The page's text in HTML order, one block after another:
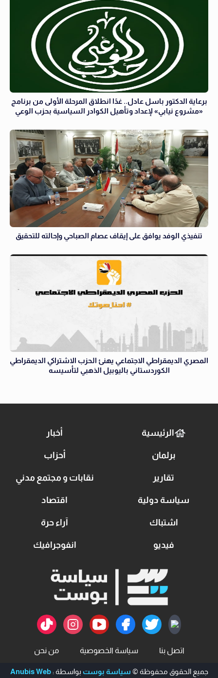
برعاية الدكتور باسل عادل.. غدًا انطلاق المرحلة الأولى من برنامج
«مشروع نيابي» لإعداد وتأهيل الكوادر السياسية بحزب الوعي
تنفيذي الوفد يوافق على إيقاف عصام الصباحي وإحالته للتحقيق
المصري الديمقراطي الاجتماعي يهنئ الحزب الاشتراكي الديمقراطي
الكوردستاني باليوبيل الذهبي لتأسيسه
الرئيسية أخبار
برلمان أحزاب
تقارير نقابات و مجتمع مدني
سياسة دولية اقتصاد
اشتباك آراء حرة
فيديو انفوجرافيك
اتصل بنا سياسة الخصوصية من نحن
جميع الحقوق محفوظة © سياسة بوست بواسطة :Anubis Web